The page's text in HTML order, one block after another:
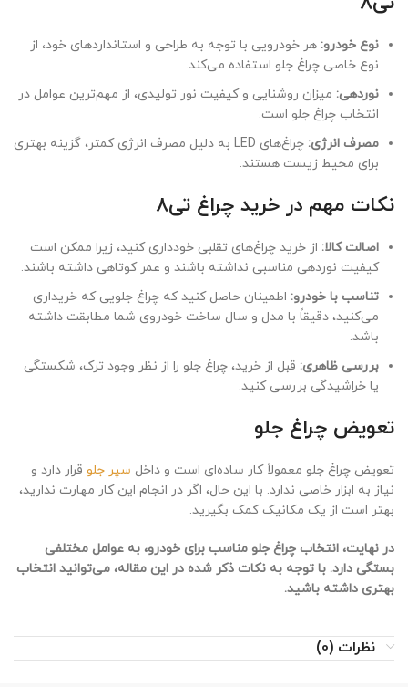
نوع خودرو: هر خودرویی با توجه به طراحی و استانداردهای خود، از
نوع خاصی چراغ جلو استفاده می‌کند.
نوردهی: میزان روشنایی و کیفیت نور تولیدی، از مهم‌ترین عوامل در
انتخاب چراغ جلو است.
مصرف انرژی:
چراغ‌های LED به دلیل مصرف انرژی کمتر، گزینه بهتری
برای محیط زیست هستند.
نکات مهم در خرید چراغ تی8
اصالت کالا: از خرید چراغ‌های تقلبی خودداری کنید، زیرا ممکن است
کیفیت نوردهی مناسبی نداشته باشند و عمر کوتاهی داشته باشند.
تناسب با خودرو: اطمینان حاصل کنید که چراغ جلویی که خریداری
می‌کنید، دقیقاً با مدل و سال ساخت خودروی شما مطابقت داشته
باشد.
بررسی ظاهری: قبل از خرید، چراغ جلو را از نظر وجود ترک، شکستگی
یا خراشیدگی بررسی کنید.
تعویض چراغ جلو
تعویض چراغ جلو معمولاً کار ساده‌ای است و داخل سپر جلو قرار دارد و
نیاز به ابزار خاصی ندارد. با این حال، اگر در انجام این کار مهارت ندارید،
بهتر است از یک مکانیک کمک بگیرید.
در نهایت، انتخاب چراغ جلو مناسب برای خودرو، به عوامل مختلفی
بستگی دارد. با توجه به نکات ذکر شده در این مقاله، می‌توانید انتخاب
بهتری داشته باشید.
نظرات (0)